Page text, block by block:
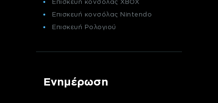
Επισκευή κονσόλας Nintendo
Επισκευή Ρολογιού
Ενημέρωση